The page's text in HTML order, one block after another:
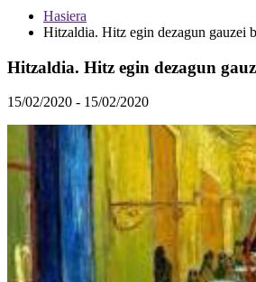
Hasiera
Hitzaldia. Hitz egin dezagun gauzei
Hitzaldia. Hitz egin dezagun
15/02/2020 - 15/02/2020